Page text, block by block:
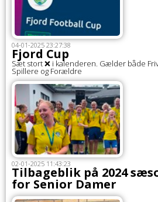
04-01-2025 23:27:38
Fjord Cup
Sæt stort ❌ i kalenderen. Gælder både
Spillere og Forældre
02-01-2025 11:43:23
Tilbageblik på 2024
for Senior Damer